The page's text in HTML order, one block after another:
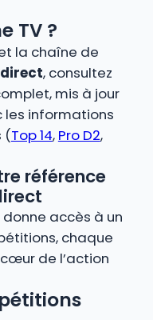
TV ?
la chaîne de
, consultez
mis à jour
informations
(Top 14, Pro D2,
référence
accès à un
chaque
de l’action